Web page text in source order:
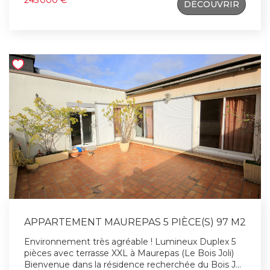
vis. L'entrée avec rangement s'ouvre sur un bel
espace de vie, séjour et salle à manger baignés de
la terrasse, un cellier . À l'étage: l'espace nuit se
compose d'un palier desservant deux chambres
avec rangement,une salle d'eau, WC .Un box et une
cave complètent ce bien. Un lieu rare proche de la
nature où il fait bon vivre!!! Contact : Vanessa DE
Freitas 07.64.71.20.91 Agent Commercial
immatriculé au RSAC de Versailles 750 223 372
DÉCOUVRIR
APPARTEMENT MAUREPAS 5 PIÈCE(S) 97 M2
Environnement très agréable ! Lumineux Duplex 5
pièces avec terrasse XXL à Maurepas (Le Bois Joli)
Bienvenue dans la résidence recherchée du Bois Joli